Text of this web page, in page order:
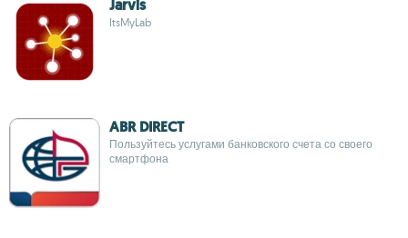
Jarvis
ItsMyLab
ABR DIRECT
Пользуйтесь услугами банковского счета со своего
смартфона